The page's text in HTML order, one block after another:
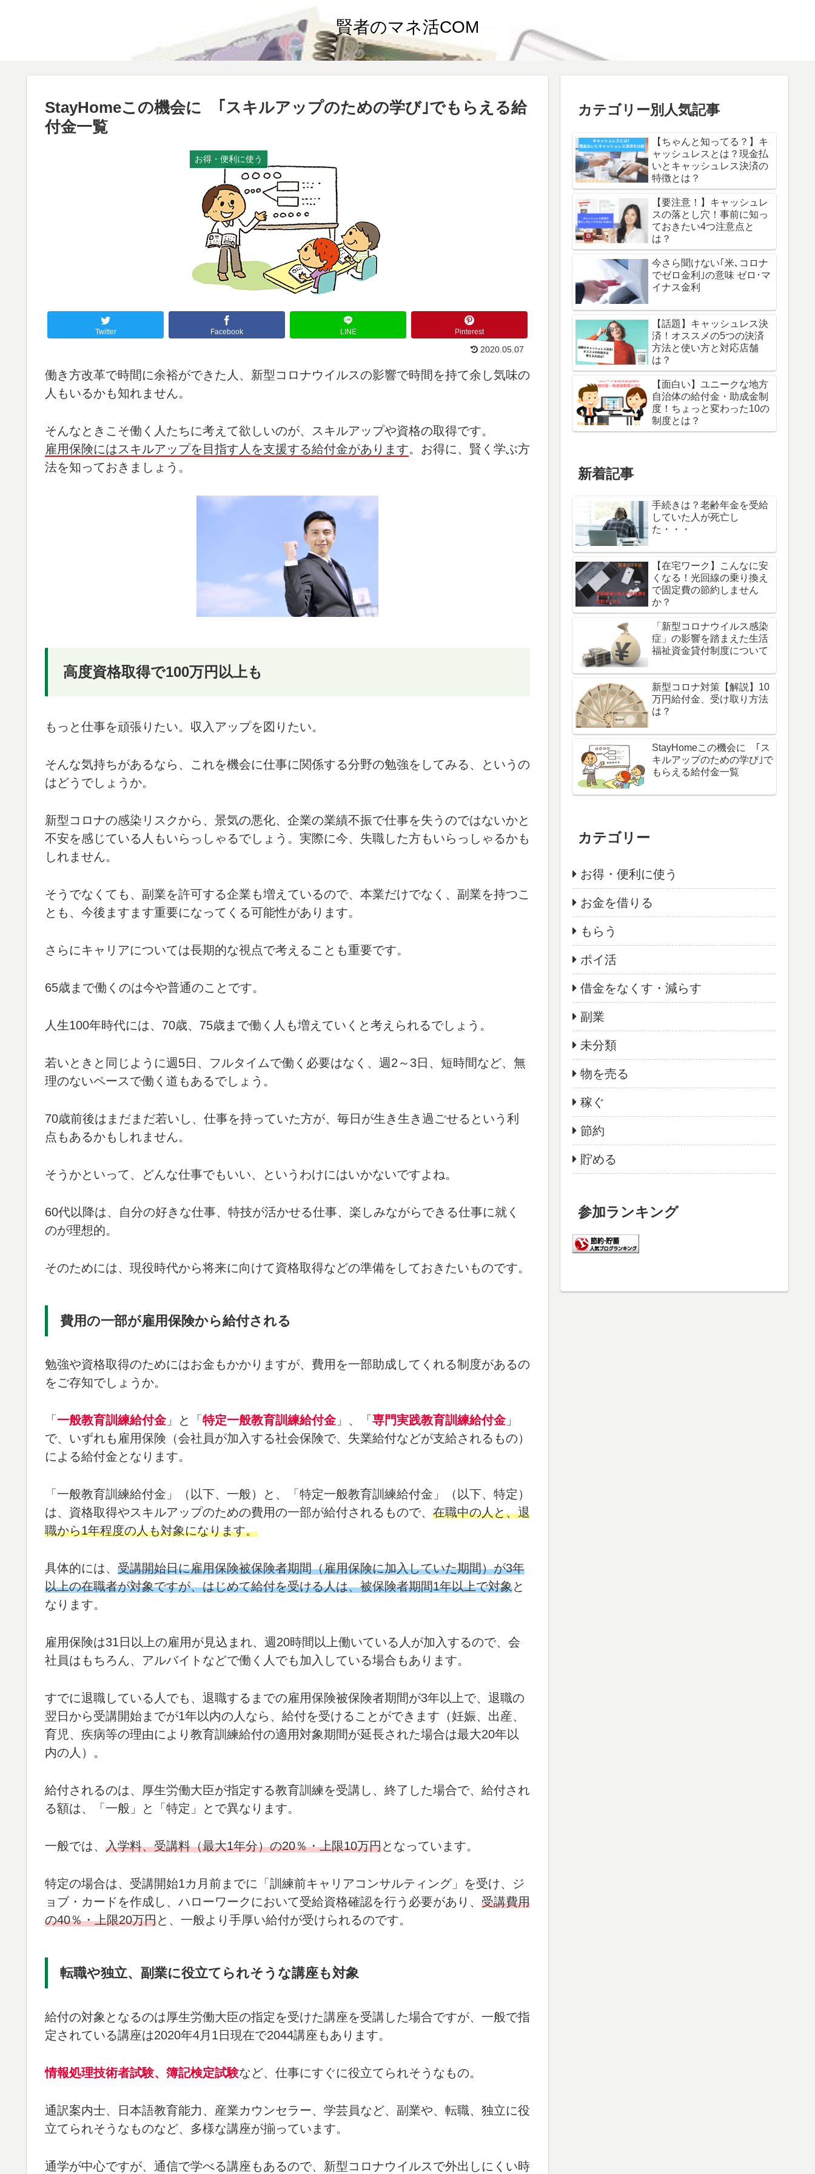
賢者のマネ活COM
StayHomeこの機会に ｢スキルアップのための学び｣でもらえる給
付金一覧
お得・便利に使う
Twitter Facebook LINE Pinterest
2020.05.07
働き方改革で時間に余裕ができた人、新型コロナウイルスの影響で時間を持て余し気味の
人もいるかも知れません。
そんなときこそ働く人たちに考えて欲しいのが、スキルアップや資格の取得です。
雇用保険にはスキルアップを目指す人を支援する給付金があります。お得に、賢く学ぶ方
法を知っておきましょう。
高度資格取得で100万円以上も
もっと仕事を頑張りたい。収入アップを図りたい。
そんな気持ちがあるなら、これを機会に仕事に関係する分野の勉強をしてみる、というの
はどうでしょうか。
新型コロナの感染リスクから、景気の悪化、企業の業績不振で仕事を失うのではないかと
不安を感じている人もいらっしゃるでしょう。実際に今、失職した方もいらっしゃるかも
しれません。
そうでなくても、副業を許可する企業も増えているので、本業だけでなく、副業を持つこ
とも、今後ますます重要になってくる可能性があります。
さらにキャリアについては長期的な視点で考えることも重要です。
65歳まで働くのは今や普通のことです。
人生100年時代には、70歳、75歳まで働く人も増えていくと考えられるでしょう。
若いときと同じように週5日、フルタイムで働く必要はなく、週2～3日、短時間など、無
理のないペースで働く道もあるでしょう。
70歳前後はまだまだ若いし、仕事を持っていた方が、毎日が生き生き過ごせるという利
点もあるかもしれません。
そうかといって、どんな仕事でもいい、というわけにはいかないですよね。
60代以降は、自分の好きな仕事、特技が活かせる仕事、楽しみながらできる仕事に就く
のが理想的。
そのためには、現役時代から将来に向けて資格取得などの準備をしておきたいものです。
費用の一部が雇用保険から給付される
勉強や資格取得のためにはお金もかかりますが、費用を一部助成してくれる制度があるの
をご存知でしょうか。
「 一般教育訓練給付金」と「 特定一般教育訓練給付金」、「 専門実践教育訓練給付金」
で、いずれも雇用保険（会社員が加入する社会保険で、失業給付などが支給されるもの）
による給付金となります。
「一般教育訓練給付金」（以下、一般）と、「特定一般教育訓練給付金」（以下、特定）
は、資格取得やスキルアップのための費用の一部が給付されるもので、 在職中の人と、退
職から1年程度の人も対象になります。
具体的には、 受講開始日に雇用保険被保険者期間（雇用保険に加入していた期間）が3年
以上の在職者が対象ですが、はじめて給付を受ける人は、被保険者期間1年以上で対象と
なります。
雇用保険は31日以上の雇用が見込まれ、週20時間以上働いている人が加入するので、会
社員はもちろん、アルバイトなどで働く人でも加入している場合もあります。
すでに退職している人でも、退職するまでの雇用保険被保険者期間が3年以上で、退職の
翌日から受講開始までが1年以内の人なら、給付を受けることができます（妊娠、出産、
育児、疾病等の理由により教育訓練給付の適用対象期間が延長された場合は最大20年以
内の人）。
給付されるのは、厚生労働大臣が指定する教育訓練を受講し、終了した場合で、給付され
る額は、「一般」と「特定」とで異なります。
一般では、 入学料、受講料（最大1年分）の20％・上限10万円となっています。
特定の場合は、受講開始1カ月前までに「訓練前キャリアコンサルティング」を受け、ジ
ョブ・カードを作成し、ハローワークにおいて受給資格確認を行う必要があり、 受講費用
の40％・上限20万円と、一般より手厚い給付が受けられるのです。
転職や独立、副業に役立てられそうな講座も対象
給付の対象となるのは厚生労働大臣の指定を受けた講座を受講した場合ですが、一般で指
定されている講座は2020年4月1日現在で2044講座もあります。
情報処理技術者試験、簿記検定試験など、仕事にすぐに役立てられそうなもの。
通訳案内士、日本語教育能力、産業カウンセラー、学芸員など、副業や、転職、独立に役
立てられそうなものなど、多様な講座が揃っています。
通学が中心ですが、通信で学べる講座もあるので、新型コロナウイルスで外出しにくい時
カテゴリー別人気記事
【ちゃんと知ってる？】キ
ャッシュレスとは？現金払
いとキャッシュレス決済の
特徴とは？
【要注意！】キャッシュレ
スの落とし穴！事前に知っ
ておきたい4つ注意点と
は？
今さら聞けない｢米､コロナ
でゼロ金利｣の意味 ゼロ･マ
イナス金利
【話題】キャッシュレス決
済！オススメの5つの決済
方法と使い方と対応店舗
は？
【面白い】ユニークな地方
自治体の給付金・助成金制
度！ちょっと変わった10の
制度とは？
新着記事
手続きは？老齢年金を受給
していた人が死亡し
た・・・
【在宅ワーク】こんなに安
くなる！光回線の乗り換え
で固定費の節約しません
か？
「新型コロナウイルス感染
症」の影響を踏まえた生活
福祉資金貸付制度について
新型コロナ対策【解説】10
万円給付金、受け取り方法
は？
StayHomeこの機会に ｢ス
キルアップのための学び｣で
もらえる給付金一覧
カテゴリー
お得・便利に使う
お金を借りる
もらう
ポイ活
借金をなくす・減らす
副業
未分類
物を売る
稼ぐ
節約
貯める
参加ランキング